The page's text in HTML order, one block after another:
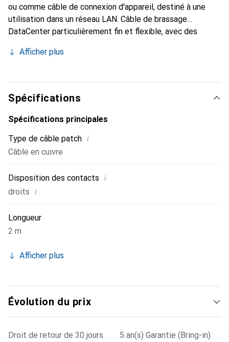
ou comme câble de connexion d'appareil, destiné à une
utilisation dans un réseau LAN. Câble de brassage
DataCenter particulièrement fin et flexible, avec des
utilisation dans des espaces restreints, tels que les
Afficher plus
Spécifications
Spécifications principales
Type de câble patch i
Câble en cuivre
Disposition des contacts i
droits i
Longueur
2 m
Afficher plus
Évolution du prix
Droit de retour de 30 jours
5 an(s) Garantie (Bring-in)